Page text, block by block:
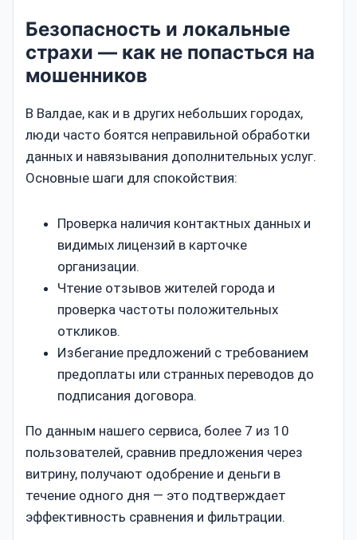
Безопасность и локальные
страхи — как не попасться на
мошенников
В Валдае, как и в других небольших городах,
люди часто боятся неправильной обработки
данных и навязывания дополнительных услуг.
Основные шаги для спокойствия:
Проверка наличия контактных данных и
видимых лицензий в карточке
организации.
Чтение отзывов жителей города и
проверка частоты положительных
откликов.
Избегание предложений с требованием
предоплаты или странных переводов до
подписания договора.
По данным нашего сервиса, более 7 из 10
пользователей, сравнив предложения через
витрину, получают одобрение и деньги в
течение одного дня — это подтверждает
эффективность сравнения и фильтрации.